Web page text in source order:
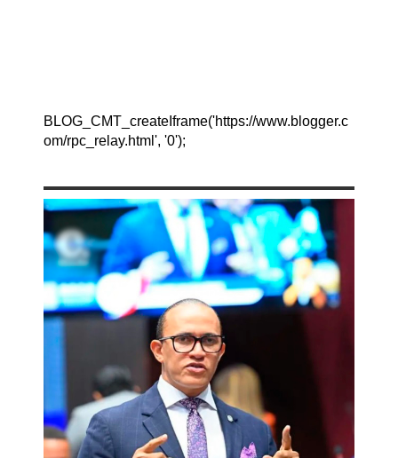
BLOG_CMT_createIframe('https://www.blogger.c
om/rpc_relay.html', '0');